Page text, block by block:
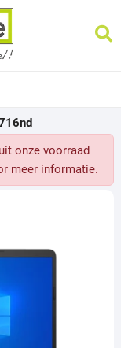
onze voorraad
meer informatie.